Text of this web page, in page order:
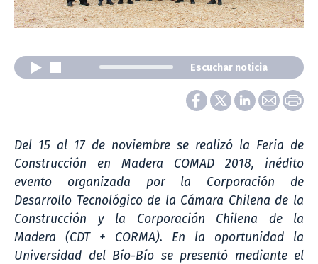
Escuchar noticia
Del 15 al 17 de noviembre se realizó la Feria de
Construcción en Madera COMAD 2018, inédito
evento organizada por la Corporación de
Desarrollo Tecnológico de la Cámara Chilena de la
Construcción y la Corporación Chilena de la
Madera (CDT + CORMA). En la oportunidad la
Universidad del Bío-Bío se presentó mediante el